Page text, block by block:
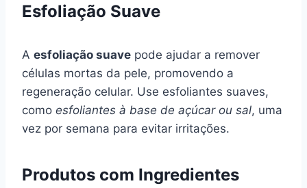
Esfoliação Suave
A esfoliação suave pode ajudar a remover
células mortas da pele, promovendo a
regeneração celular. Use esfoliantes suaves,
como esfoliantes à base de açúcar ou sal, uma
vez por semana para evitar irritações.
Produtos com Ingredientes